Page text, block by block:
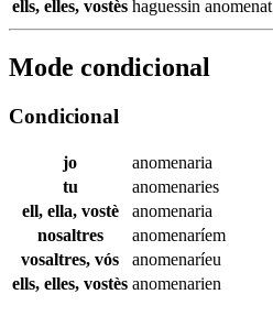
ells, elles, vostès haguessin anomenat
Mode condicional
Condicional
jo
anomenaria
tu
anomenaries
ell, ella, vostè
anomenaria
nosaltres
anomenaríem
vosaltres, vós
anomenaríeu
ells, elles, vostès anomenarien